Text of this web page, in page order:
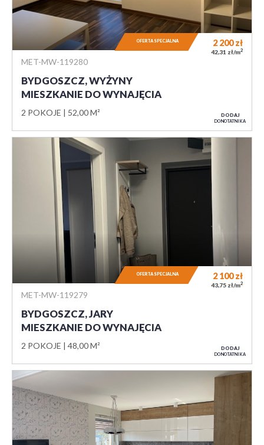
MET-MW-119280
BYDGOSZCZ, WYŻYNY
MIESZKANIE DO WYNAJĘCIA
2 POKOJE 52,00 M²
2 200zł
42,31 zł/m2
OFERTA SPECJALNA
DODAJ
DO NOTATNIKA
MET-MW-119279
BYDGOSZCZ, JARY
MIESZKANIE DO WYNAJĘCIA
2 POKOJE 48,00 M²
2 100zł
43,75 zł/m2
OFERTA SPECJALNA
DODAJ
DO NOTATNIKA